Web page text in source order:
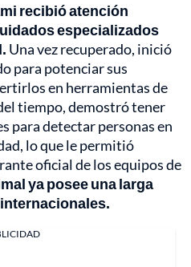
recibió atención
especializados
Una vez recuperado, inició
para potenciar sus
en herramientas de
tiempo, demostró tener
para detectar personas en
lo que le permitió
oficial de los equipos de
ya posee una larga